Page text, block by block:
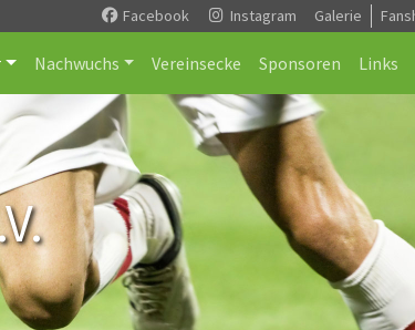
Facebook Instagram Galerie
Nachwuchs Vereinsecke Sponsoren Links